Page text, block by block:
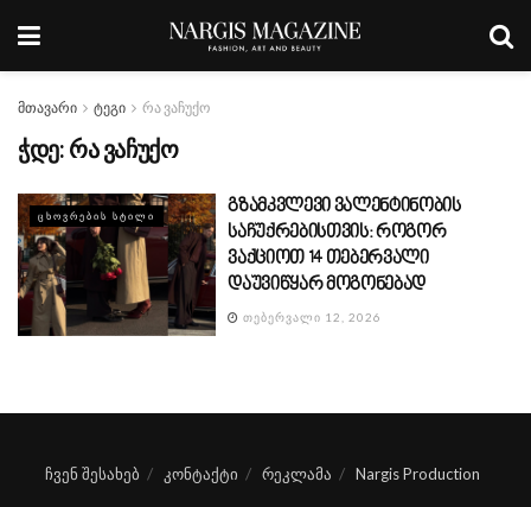
მთავარი ტეგი რა ვაჩუქო
ჭდე: რა ვაჩუქო
ᲪᲮᲝᲕᲠᲔᲑᲘᲡ ᲡᲢᲘᲚᲘ
გზამკვლევი ვალენტინობის
საჩუქრებისთვის: როგორ
ვაქციოთ 14 თებერვალი
დაუვიწყარ მოგონებად
ᲗᲔᲑᲔᲠᲕᲐᲚᲘ 12, 2026
ჩვენ შესახებ კონტაქტი რეკლამა Nargis Production